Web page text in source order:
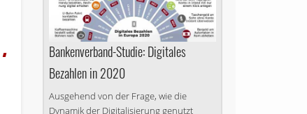
Bankenverband-Studie: Digitales
Bezahlen in 2020
Ausgehend von der Frage, wie die
Dynamik der Digitalisierung genutzt